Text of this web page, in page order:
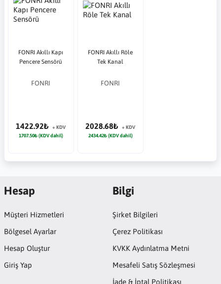
FONRI Akıllı Kapı
Pencere Sensörü
FONRI
1422.92₺
+ KDV
1707.50₺ (KDV dahil)
FONRI Akıllı Röle
Tek Kanal
FONRI
2028.68₺
+ KDV
2434.42₺ (KDV dahil)
Hesap
Müşteri Hizmetleri
Bölgesel Ayarlar
Hesap Oluştur
Giriş Yap
Bilgi
Şirket Bilgileri
Çerez Politikası
KVKK Aydınlatma Metni
Mesafeli Satış Sözleşmesi
İade & İptal Politikası